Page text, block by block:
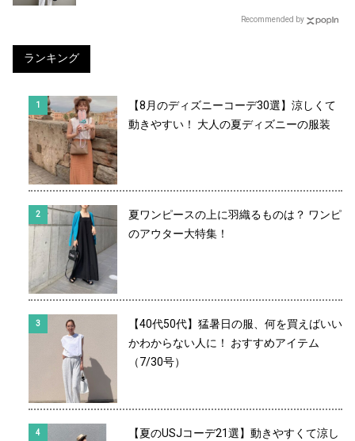
Recommended by
ランキング
【8月のディズニーコーデ30選】涼しくて
動きやすい！ 大人の夏ディズニーの服装
夏ワンピースの上に羽織るものは？ ワンピ
のアウター大特集！
【40代50代】猛暑日の服、何を買えばいい
かわからない人に！ おすすめアイテム
（7/30号）
【夏のUSJコーデ21選】動きやすくて涼し